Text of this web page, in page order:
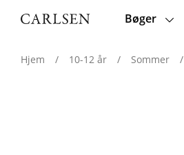
Main
Bøger
Hjem / 10-12 år / Sommer /